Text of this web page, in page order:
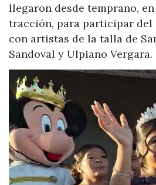
llegaron desde temprano,
tracción, para participar del
con artistas de la talla de
Sandoval y Ulpiano Vergara.